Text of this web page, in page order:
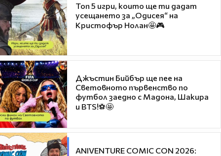
Топ 5 игри, които ще ти дадат
усещането за „Одисея“ на
Кристофър Нолан🤩🎮
Джъстин Бийбър ще пее на
Световното първенство по
футбол заедно с Мадона, Шакира
и BTS!⚽🤩
ANIVENTURE COMIC CON 2026: